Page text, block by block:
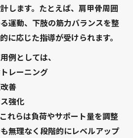
します。たとえば、肩甲骨周囲
運動、下肢の筋力バランスを整
に応じた指導が受けられます。
例としては、
レーニング
善
強化
れらは負荷やサポート量を調整
無理なく段階的にレベルアップ